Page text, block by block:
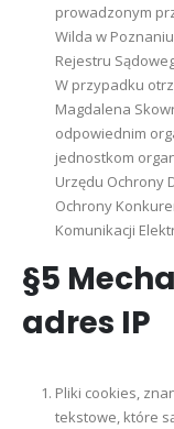
prowadzonym
Wilda w
Rejestru
W przypadku
Magdalena
odpowiednim
jednostkom
Urzędu Ochrony
Ochrony
Komunikacji
§5
adres IP
Pliki cookies,
tekstowe, które